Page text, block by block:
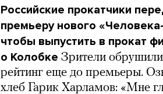
Российские прокатчики
премьеру нового
чтобы выпустить в прокат
о Колобке Зрители
рейтинг еще до премьеры.
хлеб Гарик Харламов: «Мне